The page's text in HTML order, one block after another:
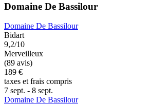
Domaine De Bassilour
Domaine De Bassilour
Bidart
9,2/10
Merveilleux
(89 avis)
189 €
taxes et frais compris
7 sept. - 8 sept.
Domaine De Bassilour